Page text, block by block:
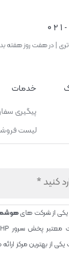
| در هفت روز هفته
خدمات
پیگیری
لیست
از شرکت های
از بهترین مرکز